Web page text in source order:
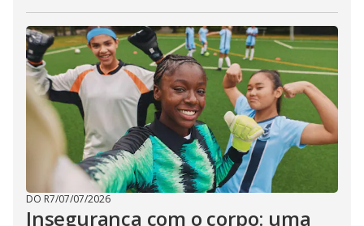
DO R7/07/07/2026
Insegurança com o corpo: uma